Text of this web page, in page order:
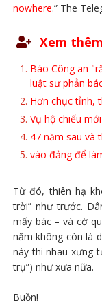
nowhere.” The
Xem
Báo Công an
luật sư phản
Hơn chục tỉnh,
Vụ hộ chiếu
47 năm sau và
vào đảng để
Từ đó, thiên hạ
trời” như trước.
mấy bác – và cờ
năm không còn là
này thi nhau xưng
trụ”) như xưa nữa.
Buồn!